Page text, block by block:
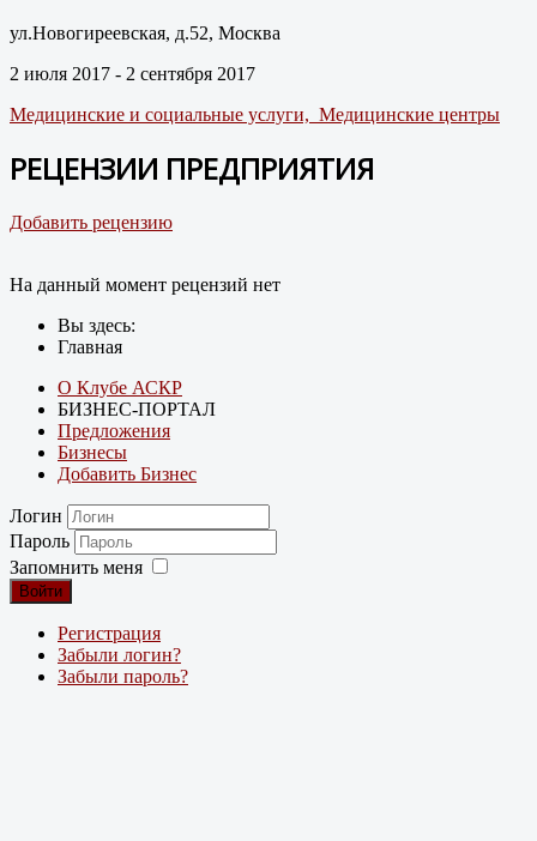
ул.Новогиреевская, д.52, Москва
2 июля 2017 - 2 сентября 2017
Медицинские и социальные услуги, Медицинские центры
РЕЦЕНЗИИ ПРЕДПРИЯТИЯ
Добавить рецензию
На данный момент рецензий нет
Вы здесь:
Главная
О Клубе АСКР
БИЗНЕС-ПОРТАЛ
Предложения
Бизнесы
Добавить Бизнес
Логин
Пароль
Запомнить меня
Войти
Регистрация
Забыли логин?
Забыли пароль?